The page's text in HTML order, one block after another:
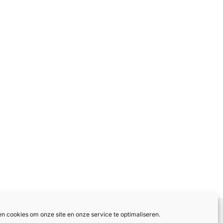
cookies om onze site en onze service te optimaliseren.